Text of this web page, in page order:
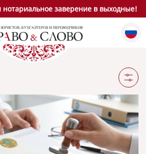
заверение в выходные!